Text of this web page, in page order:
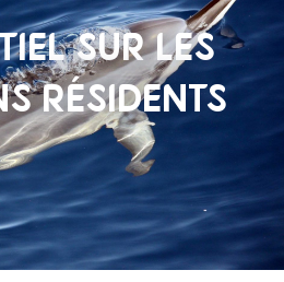
SUR LES
RÉSIDENTS